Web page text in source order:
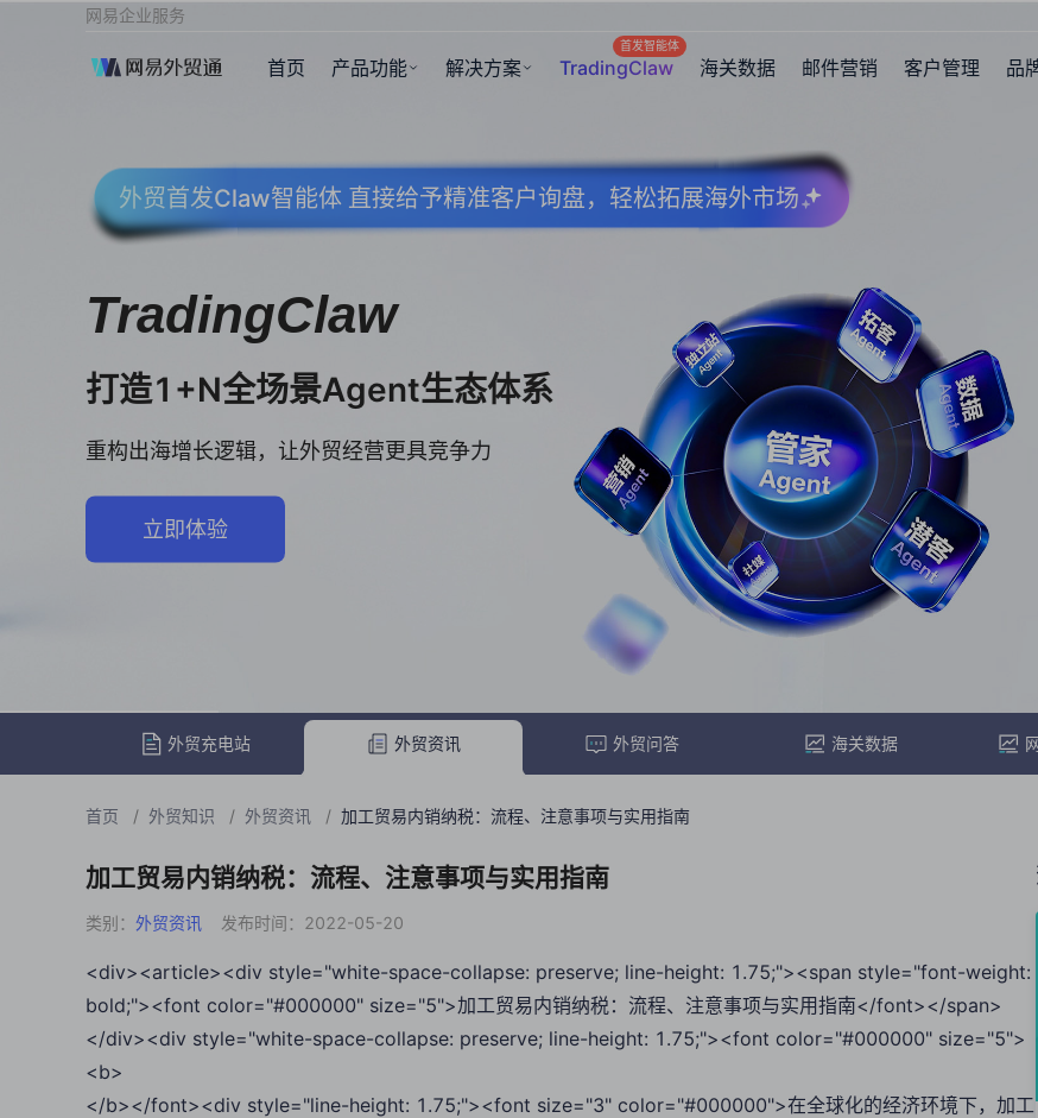
网易企业服务
首页 产品功能 解决方案 TradingClaw
首发智能体
海关数据 邮件营销 客户管理 品
外贸首发Claw智能体 直接给予精准客户询盘，轻松拓展海外市场
TradingClaw
打造1+N全场景Agent生态体系
重构出海增长逻辑，让外贸经营更具竞争力
立即体验
外贸充电站 外贸资讯 外贸问答 海关数据
首页 / 外贸知识 / 外贸资讯 / 加工贸易内销纳税：流程、注意事项与实用指南
加工贸易内销纳税：流程、注意事项与实用指南
类别： 外贸资讯 发布时间：2022-05-20
<div><article><div style="white-space-collapse: preserve; line-height: 1.75;"><span style="font-weight:
bold;"><font color="#000000" size="5">加工贸易内销纳税：流程、注意事项与实用指南</font></span>
</div><div style="white-space-collapse: preserve; line-height: 1.75;"><font color="#000000" size="5">
<b>
</b></font><div style="line-height: 1.75;"><font size="3" color="#000000">在全球化的经济环境下，加工